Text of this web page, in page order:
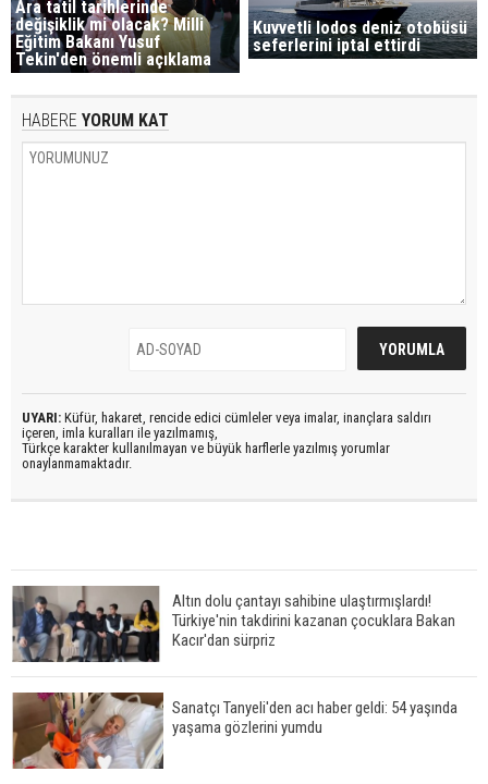
Ara tatil tarihlerinde
değişiklik mi olacak? Milli
Eğitim Bakanı Yusuf
Tekin'den önemli açıklama
Kuvvetli lodos deniz otobüsü
seferlerini iptal ettirdi
HABERE YORUM KAT
UYARI: Küfür, hakaret, rencide edici cümleler veya imalar, inançlara saldırı
içeren, imla kuralları ile yazılmamış,
Türkçe karakter kullanılmayan ve büyük harflerle yazılmış yorumlar
onaylanmamaktadır.
Altın dolu çantayı sahibine ulaştırmışlardı!
Türkiye'nin takdirini kazanan çocuklara Bakan
Kacır'dan sürpriz
Sanatçı Tanyeli'den acı haber geldi: 54 yaşında
yaşama gözlerini yumdu